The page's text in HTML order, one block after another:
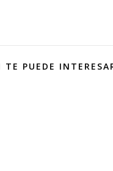
TE PUEDE